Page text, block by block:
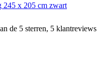
245 x 205 cm zwart
de 5 sterren, 5 klantreviews